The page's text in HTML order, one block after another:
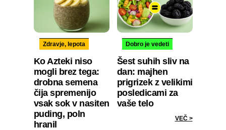
Zdravje, lepota
Ko Azteki niso
mogli brez tega:
drobna semena
čija spremenijo
vsak sok v nasiten
puding, poln
hranil
Dobro je vedeti
Šest suhih sliv na
dan: majhen
prigrizek z velikimi
posledicami za
vaše telo
VEČ >